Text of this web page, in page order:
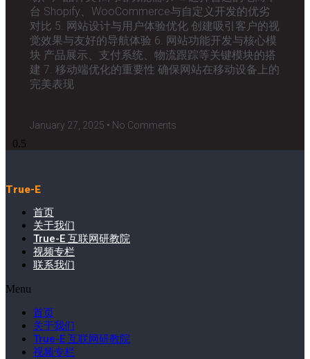
台 Shopify、WooCommerce与自定义开发的优劣
对比 5. 网站设计与用户体验优化 创建吸引客户的视
觉效果与友好的导航体验 6. 网站功能开发与核心模
块 产品展示、支付系统、物流跟踪等关键模块的搭
建 7. 移动端优化的重要性 确保网站在移动设备上的
完美表现
January 27, 2025 No Comments
True-E
首页
关于我们
True-E 互联网研教院
视频专栏
联系我们
Menu
首页
关于我们
True-E 互联网研教院
视频专栏